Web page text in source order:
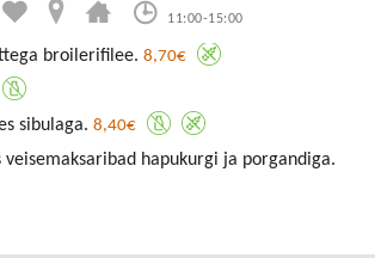
11:00-15:00
broilerifilee. 8,70€
sibulaga. 8,40€
veisemaksaribad hapukurgi ja porgandiga.